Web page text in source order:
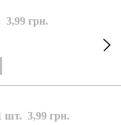
3,99 грн.
шт. 3,99 грн.